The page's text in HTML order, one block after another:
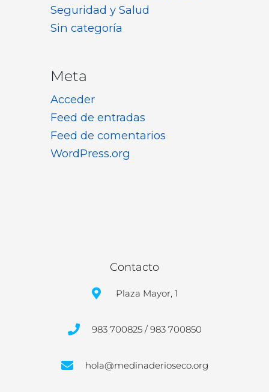
Seguridad y Salud
Sin categoría
Meta
Acceder
Feed de entradas
Feed de comentarios
WordPress.org
Contacto
Plaza Mayor, 1
983 700825 / 983 700850
hola@medinaderioseco.org